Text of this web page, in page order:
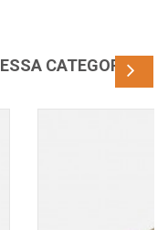
CATEGORIA